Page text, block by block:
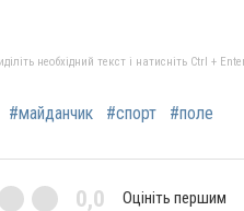
необхідний текст і натисніть Ctrl +
#майданчик #спорт #поле
0,0 Оцініть першим